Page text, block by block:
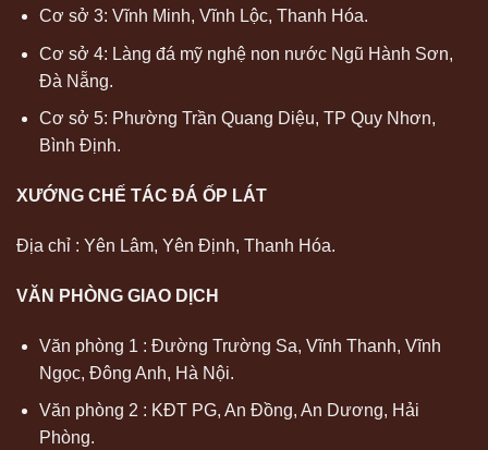
Cơ sở 3: Vĩnh Minh, Vĩnh Lộc, Thanh Hóa.
Cơ sở 4: Làng đá mỹ nghệ non nước Ngũ Hành Sơn,
Đà Nẵng.
Cơ sở 5: Phường Trần Quang Diệu, TP Quy Nhơn,
Bình Định.
XƯỚNG CHẾ TÁC ĐÁ ỐP LÁT
Địa chỉ : Yên Lâm, Yên Định, Thanh Hóa.
VĂN PHÒNG GIAO DỊCH
Văn phòng 1 : Đường Trường Sa, Vĩnh Thanh, Vĩnh
Ngọc, Đông Anh, Hà Nội.
Văn phòng 2 : KĐT PG, An Đồng, An Dương, Hải
Phòng.